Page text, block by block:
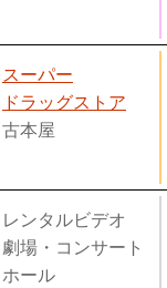
スーパー
ドラッグストア
古本屋
レンタルビデオ
劇場・コンサート
ホール